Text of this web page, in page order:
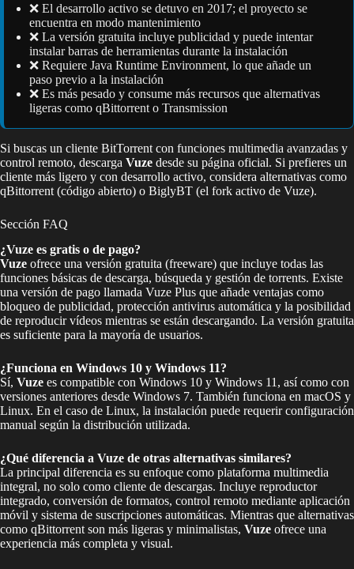
❌ El desarrollo activo se detuvo en 2017; el proyecto se
encuentra en modo mantenimiento
❌ La versión gratuita incluye publicidad y puede intentar
instalar barras de herramientas durante la instalación
❌ Requiere Java Runtime Environment, lo que añade un
paso previo a la instalación
❌ Es más pesado y consume más recursos que alternativas
ligeras como qBittorrent o Transmission
Si buscas un cliente BitTorrent con funciones multimedia avanzadas y
control remoto, descarga Vuze desde su página oficial. Si prefieres un
cliente más ligero y con desarrollo activo, considera alternativas como
qBittorrent (código abierto) o BiglyBT (el fork activo de Vuze).
Sección FAQ
¿Vuze es gratis o de pago?
Vuze ofrece una versión gratuita (freeware) que incluye todas las
funciones básicas de descarga, búsqueda y gestión de torrents. Existe
una versión de pago llamada Vuze Plus que añade ventajas como
bloqueo de publicidad, protección antivirus automática y la posibilidad
de reproducir vídeos mientras se están descargando. La versión gratuita
es suficiente para la mayoría de usuarios.
¿Funciona en Windows 10 y Windows 11?
Sí, Vuze es compatible con Windows 10 y Windows 11, así como con
versiones anteriores desde Windows 7. También funciona en macOS y
Linux. En el caso de Linux, la instalación puede requerir configuración
manual según la distribución utilizada.
¿Qué diferencia a Vuze de otras alternativas similares?
La principal diferencia es su enfoque como plataforma multimedia
integral, no solo como cliente de descargas. Incluye reproductor
integrado, conversión de formatos, control remoto mediante aplicación
móvil y sistema de suscripciones automáticas. Mientras que alternativas
como qBittorrent son más ligeras y minimalistas, Vuze ofrece una
experiencia más completa y visual.